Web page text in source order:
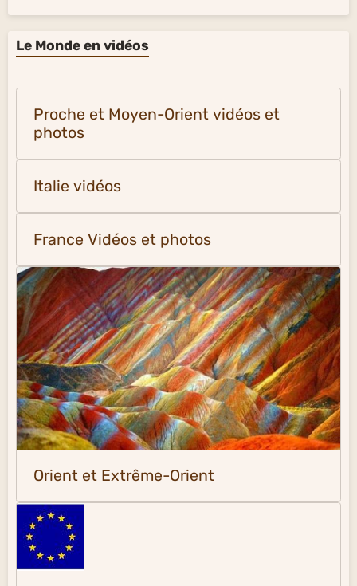
Le Monde en vidéos
Proche et Moyen-Orient vidéos et
photos
Italie vidéos
France Vidéos et photos
Orient et Extrême-Orient